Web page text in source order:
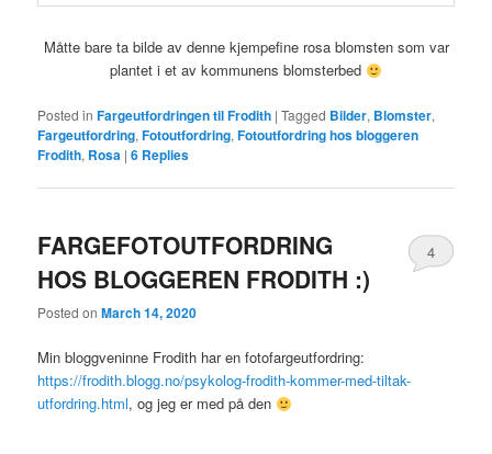
Måtte bare ta bilde av denne kjempefine rosa blomsten som var
plantet i et av kommunens blomsterbed
Posted in Fargeutfordringen til Frodith |Tagged Bilder, Blomster,
Fargeutfordring,Fotoutfordring,Fotoutfordring hos bloggeren
Frodith, Rosa |6 Replies
FARGEFOTOUTFORDRING
HOS BLOGGEREN FRODITH :)
Posted onMarch 14, 2020
4
Min bloggveninne Frodith har en fotofargeutfordring:
https://frodith.blogg.no/psykolog-frodith-kommer-med-tiltak-
utfordring.html, og jeg er med på den